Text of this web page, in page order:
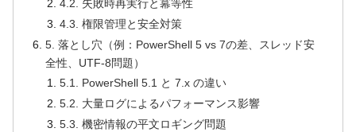
4.2. 失敗時再実行と冪等性
4.3. 権限管理と安全対策
5. 落とし穴（例：PowerShell 5 vs 7の差、スレッド安
全性、UTF-8問題）
5.1. PowerShell 5.1 と 7.x の違い
5.2. 大量ログによるパフォーマンス影響
5.3. 機密情報の平文ロギング問題